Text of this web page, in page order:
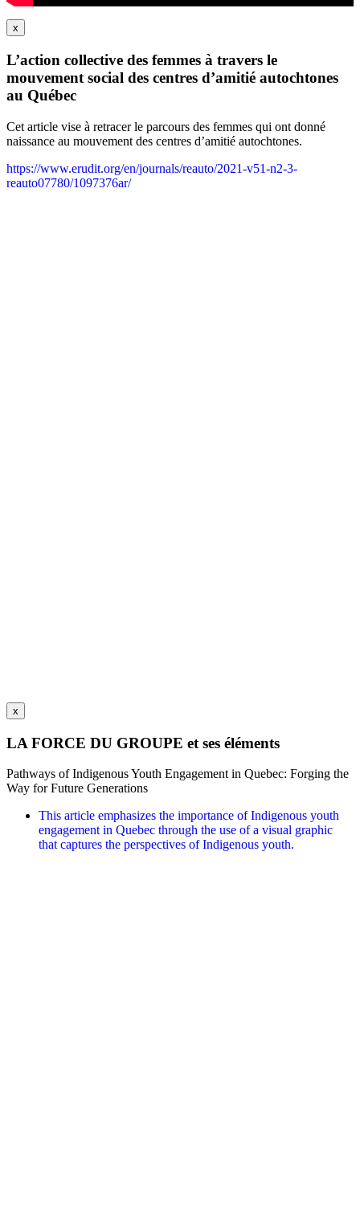
x
L’action collective des femmes à travers le
mouvement social des centres d’amitié autochtones
au Québec
Cet article vise à retracer le parcours des femmes qui ont donné
naissance au mouvement des centres d’amitié autochtones.
https://www.erudit.org/en/journals/reauto/2021-v51-n2-3-
reauto07780/1097376ar/
x
LA FORCE DU GROUPE et ses éléments
Pathways of Indigenous Youth Engagement in Quebec: Forging the
Way for Future Generations
This article emphasizes the importance of Indigenous youth
engagement in Quebec through the use of a visual graphic
that captures the perspectives of Indigenous youth.